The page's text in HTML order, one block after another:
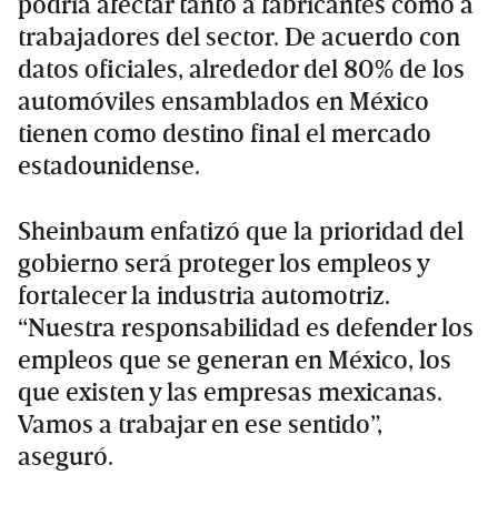
trabajadores del sector. De acuerdo con
datos oficiales, alrededor del 80% de los
automóviles ensamblados en México
tienen como destino final el mercado
estadounidense.
Sheinbaum enfatizó que la prioridad del
gobierno será proteger los empleos y
fortalecer la industria automotriz.
“Nuestra responsabilidad es defender los
empleos que se generan en México, los
que existen y las empresas mexicanas.
Vamos a trabajar en ese sentido”,
aseguró.